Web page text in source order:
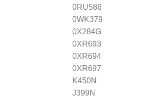
0RU586
0WK379
0X284G
0XR693
0XR694
0XR697
K450N
J399N